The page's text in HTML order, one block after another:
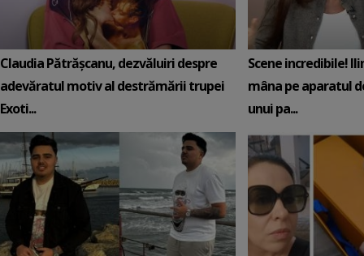
Claudia Pătrășcanu, dezvăluiri despre
adevăratul motiv al destrămării trupei
Exoti...
Scene incredibile!
mâna pe aparatul
unui pa...